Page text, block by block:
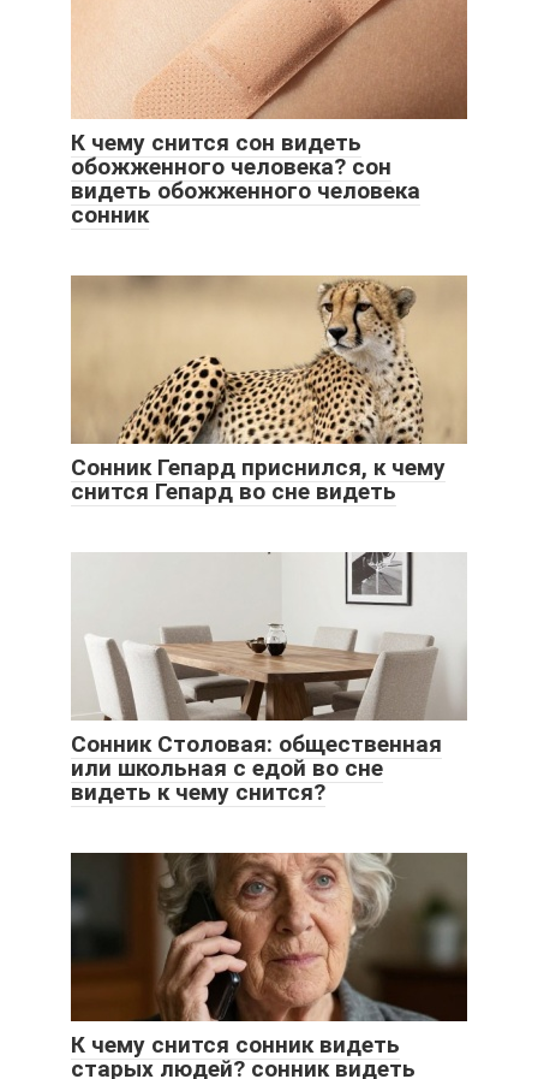
К чему снится сон видеть
обожженного человека? сон
видеть обожженного человека
сонник
Сонник Гепард приснился, к чему
снится Гепард во сне видеть
Сонник Столовая: общественная
или школьная с едой во сне
видеть к чему снится?
К чему снится сонник видеть
старых людей? сонник видеть